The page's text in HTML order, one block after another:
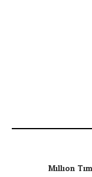
Million